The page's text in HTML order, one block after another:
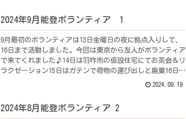
2024年9月能登ボランティア 1
9月最初のボランティアは13日金曜日の夜に拠点入りして、
16日まで活動しました。今回は東京から友人がボランティア
で来てくれました♪14日は羽咋市の仮設住宅にてお茶会＆リ
ラクゼーション15日はガテンで荷物の運び出しと廃棄16日は
2024.09.19
2024年8月能登ボランティア 2